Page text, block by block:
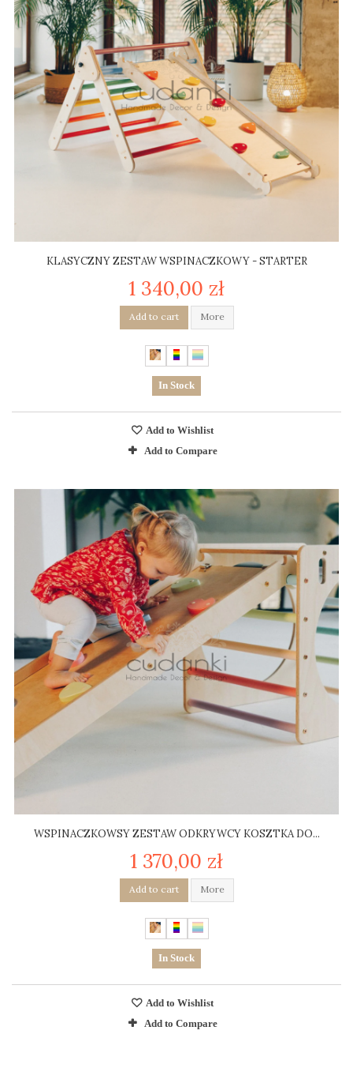
KLASYCZNY ZESTAW WSPINACZKOWY - STARTER
1 340,00 zł
Add to cart More
In Stock
Add to Wishlist
Add to Compare
WSPINACZKOWSY ZESTAW ODKRYWCY KOSZTKA DO...
1 370,00 zł
Add to cart More
In Stock
Add to Wishlist
Add to Compare